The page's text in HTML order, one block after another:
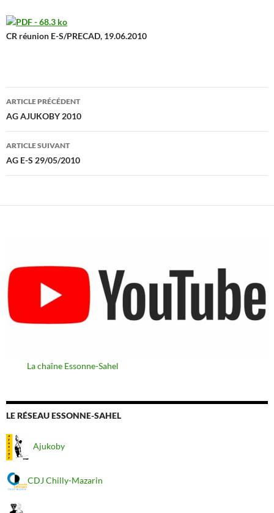
CR réunion E-S/PRECAD, 19.06.2010
Navigation
des
articles
ARTICLE PRÉCÉDENT
AG AJUKOBY 2010
ARTICLE SUIVANT
AG E-S 29/05/2010
La chaîne Essonne-Sahel
LE RÉSEAU ESSONNE-SAHEL
Ajukoby
CDJ Chilly-Mazarin